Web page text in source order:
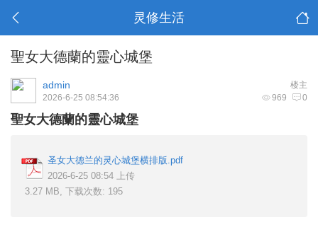
灵修生活
聖女大德蘭的靈心城堡
楼主
admin
969 0
2026-6-25 08:54:36
聖女大德蘭的靈心城堡
圣女大德兰的灵心城堡横排版.pdf
2026-6-25 08:54 上传
3.27 MB, 下载次数: 195